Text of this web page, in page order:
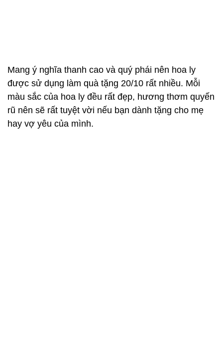
Mang ý nghĩa thanh cao và quý phái nên hoa ly
được sử dụng làm quà tặng 20/10 rất nhiều. Mỗi
màu sắc của hoa ly đều rất đẹp, hương thơm quyến
rũ nên sẽ rất tuyệt vời nếu bạn dành tặng cho mẹ
hay vợ yêu của mình.